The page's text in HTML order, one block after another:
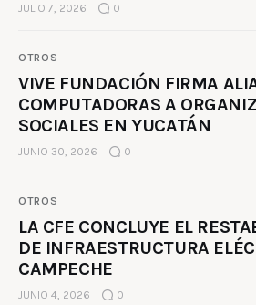
JULIO 7, 2026 0
OTROS
VIVE FUNDACIÓN FIRMA
COMPUTADORAS A
SOCIALES EN YUCATÁN
JUNIO 30, 2026 0
OTROS
LA CFE CONCLUYE EL
DE INFRAESTRUCTURA
CAMPECHE
JUNIO 4, 2026 0